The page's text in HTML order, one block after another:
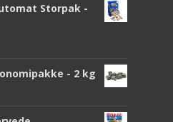
Storpak -
- 2 kg